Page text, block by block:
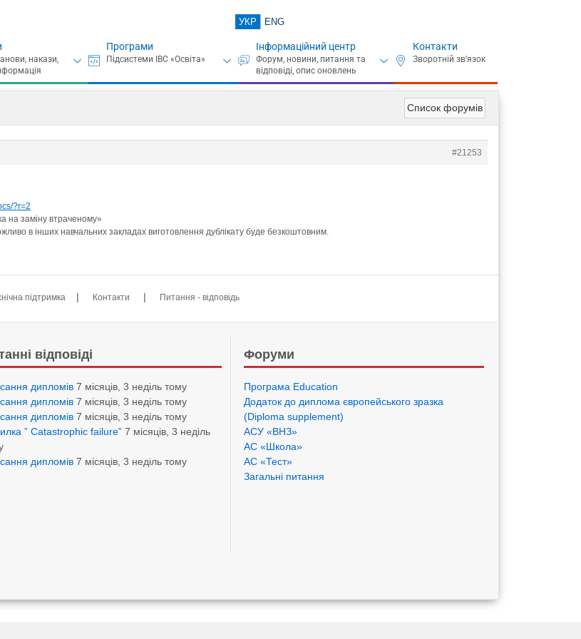
УКР ENG
Програми Інформаційний центр Контакти
Список форумів
#21253
?r=2
на заміну втраченому»
в інших навчальних закладах виготовлення дублікату буде безкоштовним.
підтримка | Контакти | Питання - відповідь
відповіді
дипломів 7 місяців, 3 неділь тому
дипломів 7 місяців, 3 неділь тому
дипломів 7 місяців, 3 неділь тому
” Catastrophic failure” 7 місяців, 3 неділь
дипломів 7 місяців, 3 неділь тому
Форуми
Програма Eduсation
Додаток до диплома європейського зразка
(Diploma supplement)
АСУ «ВНЗ»
АС «Школа»
АС «Тест»
Загальні питання